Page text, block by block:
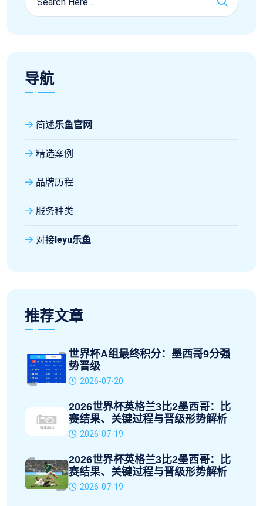
导航
简述乐鱼官网
精选案例
品牌历程
服务种类
对接 leyu乐鱼
推荐文章
世界杯A组最终积分：墨西哥9分强
势晋级
2026-07-20
2026世界杯英格兰3比2墨西哥：比
赛结果、关键过程与晋级形势解析
2026-07-19
2026世界杯英格兰3比2墨西哥：比
赛结果、关键过程与晋级形势解析
2026-07-19